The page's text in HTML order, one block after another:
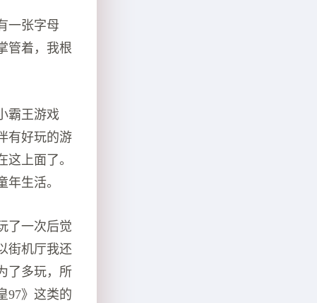
一张字母
管着，我根
霸王游戏
有好玩的游
上面了。
生活。
了一次后觉
街机厅我还
了多玩，所
97》这类的